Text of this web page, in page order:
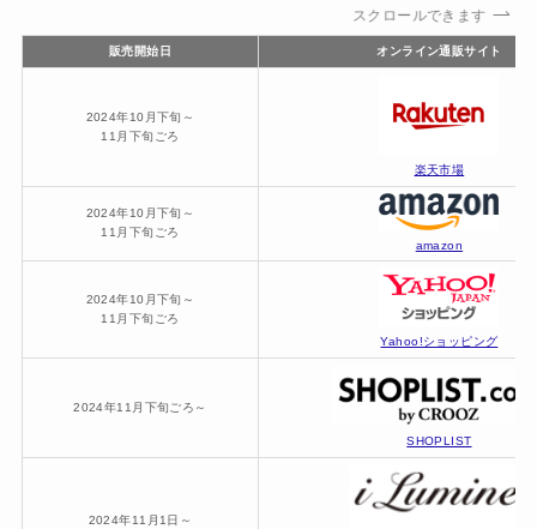
スクロールできます
販売開始日 オンライン通販サイト
2024年10月下旬～
11月下旬ごろ
楽天市場
2024年10月下旬～
11月下旬ごろ
amazon
2024年10月下旬～
11月下旬ごろ
Yahoo!ショッピング
2024年11月下旬ごろ～
SHOPLIST
2024年11月1日～